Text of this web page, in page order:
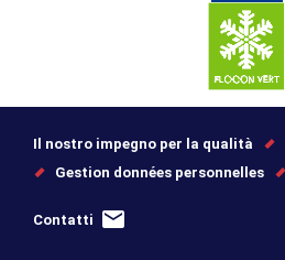
Il nostro impegno per la qualità
Gestion données personnelles
Contatti